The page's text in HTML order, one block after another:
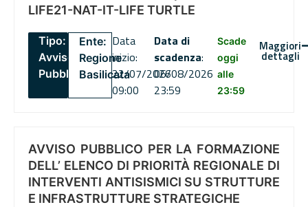
LIFE21-NAT-IT-LIFE TURTLE
Tipo:
Avviso
Pubblico
Ente:
Regione
Basilicata
Data
inizio:
22/07/2026
09:00
Data di
scadenza:
06/08/2026
23:59
Scade
oggi
alle
23:59
Maggiori
dettagli
AVVISO PUBBLICO PER LA FORMAZIONE
DELL’ ELENCO DI PRIORITÀ REGIONALE DI
INTERVENTI ANTISISMICI SU STRUTTURE
E INFRASTRUTTURE STRATEGICHE